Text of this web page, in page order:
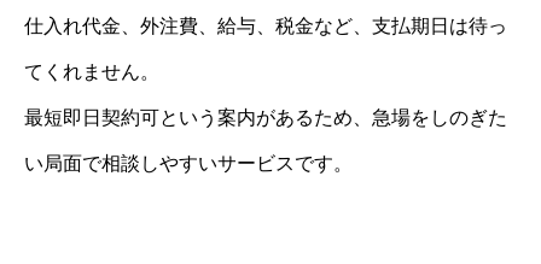
仕入れ代金、外注費、給与、税金など、支払期日は待っ
てくれません。
最短即日契約可という案内があるため、急場をしのぎた
い局面で相談しやすいサービスです。